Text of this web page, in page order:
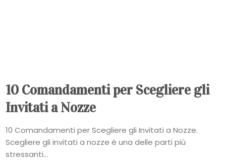
10 Comandamenti per Scegliere gli
Invitati a Nozze
10 Comandamenti per Scegliere gli Invitati a Nozze.
Scegliere gli invitati a nozze è una delle parti più
stressanti...